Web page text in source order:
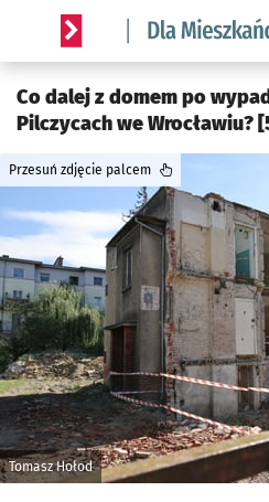
Serwis informacyjny
Co dalej z domem po
Pilczycach we Wrocławiu?
Tomasz Hołod
Przesuń zdjęcie palcem